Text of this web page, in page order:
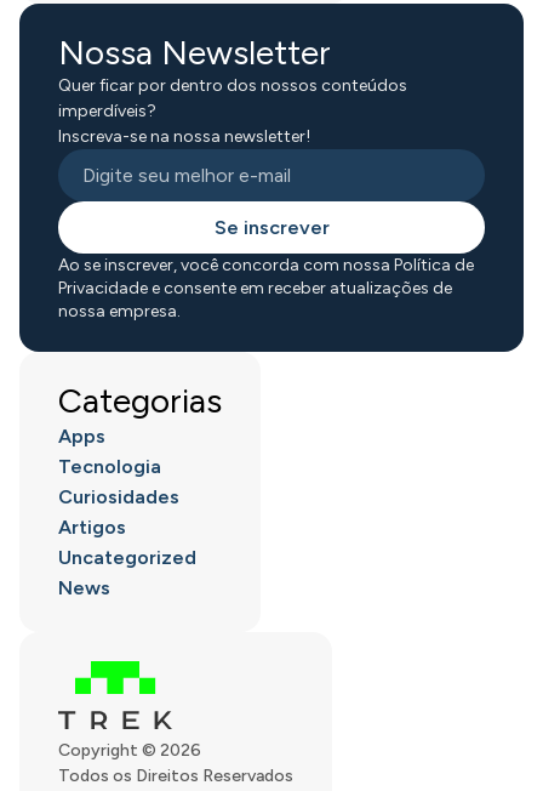
Copyright © 2026
Todos os Direitos Reservados
Nossa Newsletter
Quer ficar por dentro dos nossos conteúdos
imperdíveis?
Inscreva-se na nossa newsletter!
Se inscrever
Ao se inscrever, você concorda com nossa Política de
Privacidade e consente em receber atualizações de
nossa empresa.
Categorias
Apps
Tecnologia
Curiosidades
Artigos
Uncategorized
News